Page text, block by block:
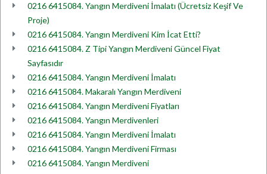
0216 6415084. Yangın Merdiveni İmalatı (Ücretsiz Keşif Ve
Proje)
0216 6415084. Yangın Merdiveni Kim İcat Etti?
0216 6415084. Z Tipi Yangın Merdiveni Güncel Fiyat
Sayfasıdır
0216 6415084. Yangın Merdiveni İmalatı
0216 6415084. Makaralı Yangın Merdiveni
0216 6415084. Yangın Merdiveni Fiyatları
0216 6415084. Yangın Merdivenleri
0216 6415084. Yangın Merdiveni İmalatı
0216 6415084. Yangın Merdiveni Firması
0216 6415084. Yangın Merdiveni